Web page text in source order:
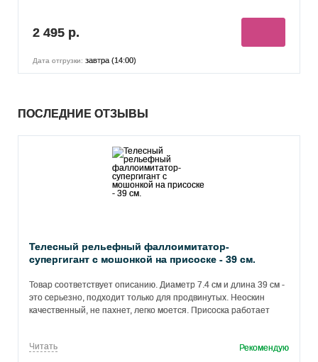
2 495 р.
Дата отгрузки: завтра (14:00)
ПОСЛЕДНИЕ ОТЗЫВЫ
Телесный рельефный фаллоимитатор-
супергигант с мошонкой на присоске - 39 см.
Товар соответствует описанию. Диаметр 7.4 см и длина 39 см -
это серьезно, подходит только для продвинутых. Неоскин
качественный, не пахнет, легко моется. Присоска работает
темном месте. Цена оправдана качеством.
Читать Рекомендую